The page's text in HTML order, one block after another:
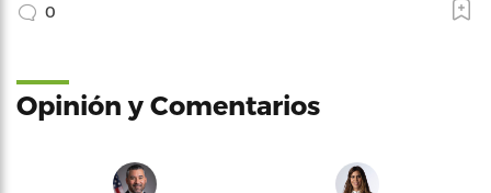
0
Opinión y Comentarios